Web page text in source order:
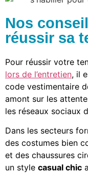
Nos
réussir sa
Pour réussir votre
lors de l’entretien, il
code vestimentaire
amont sur les
les réseaux sociaux
Dans les secteurs
des costumes bien
et des chaussures
un style casual chic